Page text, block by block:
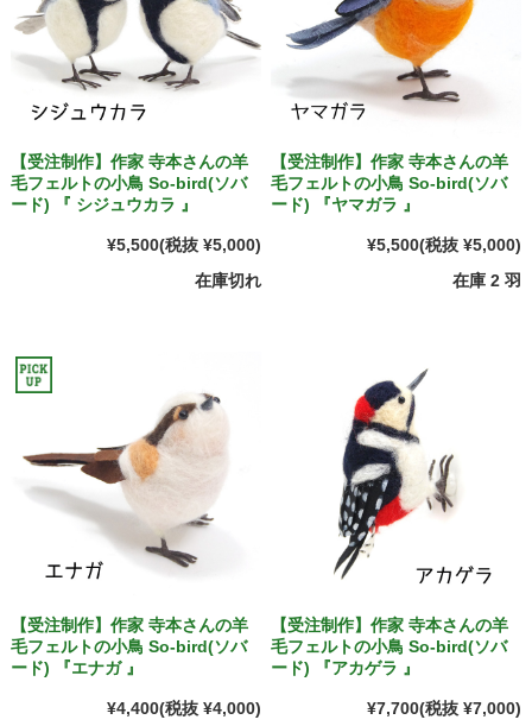
【受注制作】作家 寺本さんの羊
毛フェルトの小鳥 So-bird(ソバ
ード) 『 シジュウカラ 』
¥5,500(税抜 ¥5,000)
在庫切れ
【受注制作】作家 寺本さんの羊
毛フェルトの小鳥 So-bird(ソバ
ード) 『ヤマガラ 』
¥5,500(税抜 ¥5,000)
在庫 2 羽
【受注制作】作家 寺本さんの羊
毛フェルトの小鳥 So-bird(ソバ
ード) 『エナガ 』
¥4,400(税抜 ¥4,000)
【受注制作】作家 寺本さんの羊
毛フェルトの小鳥 So-bird(ソバ
ード) 『アカゲラ 』
¥7,700(税抜 ¥7,000)